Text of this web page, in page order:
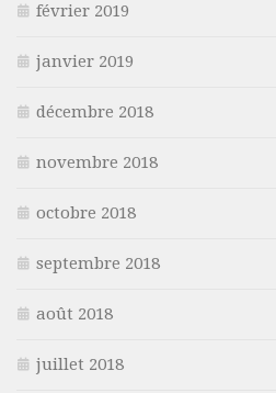
février 2019
janvier 2019
décembre 2018
novembre 2018
octobre 2018
septembre 2018
août 2018
juillet 2018